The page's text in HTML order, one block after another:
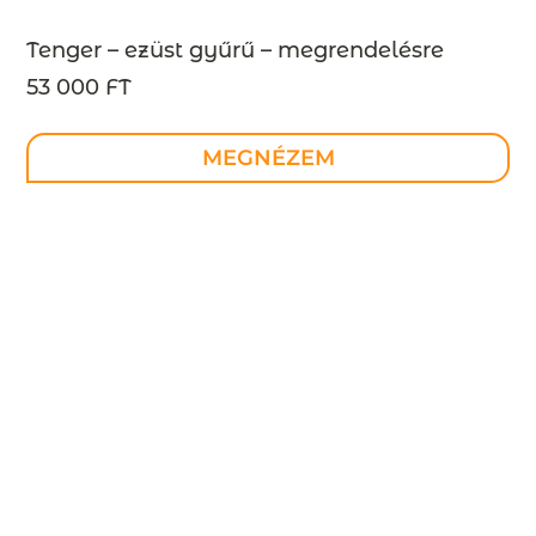
Tenger – ezüst gyűrű – megrendelésre
53 000 FT
MEGNÉZEM